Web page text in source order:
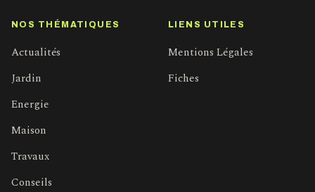
NOS THÉMATIQUES
Actualités
Jardin
Energie
Maison
Travaux
Conseils
LIENS UTILES
Mentions Légales
Fiches